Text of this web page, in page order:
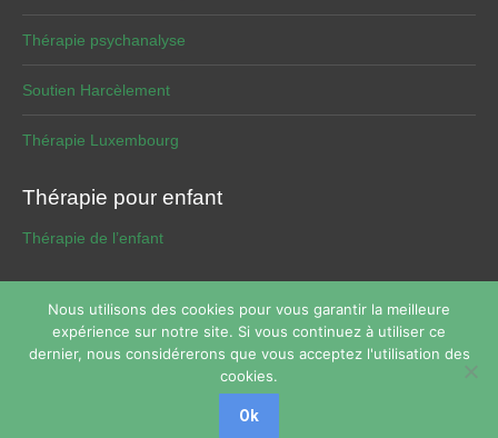
Thérapie psychanalyse
Soutien Harcèlement
Thérapie Luxembourg
Thérapie pour enfant
Thérapie de l’enfant
Copyright © 2026Thérapie de phobie Tous droits réservés.
Privium – Des services qui soutiennent vos soins.
RGPD - Politique de Protection de la Vie Privée
Nous utilisons des cookies pour vous garantir la meilleure
expérience sur notre site. Si vous continuez à utiliser ce
dernier, nous considérerons que vous acceptez l'utilisation des
cookies.
Ok